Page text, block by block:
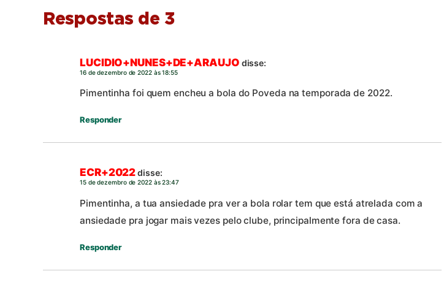
Respostas de 3
LUCIDIO+NUNES+DE+ARAUJO disse:
16 de dezembro de 2022 às 18:55
Pimentinha foi quem encheu a bola do Poveda na temporada de 2022.
Responder
ECR+2022disse:
15 de dezembro de 2022 às 23:47
Pimentinha, a tua ansiedade pra ver a bola rolar tem que está atrelada com a
ansiedade pra jogar mais vezes pelo clube, principalmente fora de casa.
Responder